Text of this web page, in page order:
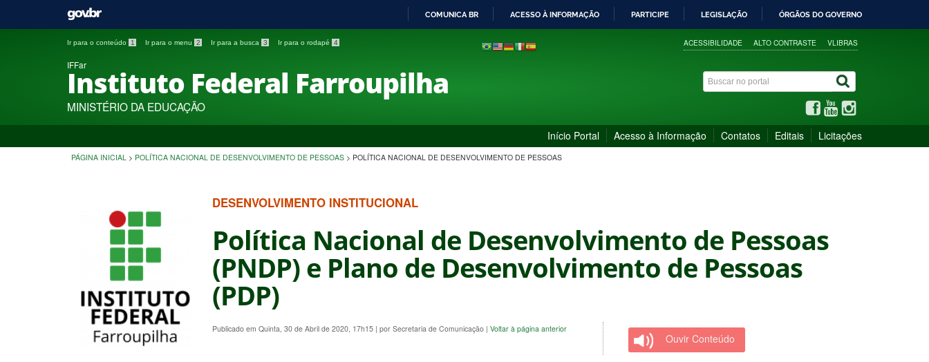
PARA
COMUNICA BR ACESSO À INFORMAÇÃO PARTICIPE LEGISLAÇÃO ÓRGÃOS DO GOVERNO
Ir para o conteúdo 1 Ir para o menu 2 Ir para a busca 3 Ir para o rodapé 4 ACESSIBILIDADE ALTO CONTRASTE VLIBRAS
IFFar
Instituto Federal Farroupilha
MINISTÉRIO DA EDUCAÇÃO
Início Portal Acesso à Informação Contatos Editais Licitações
PÁGINA INICIAL > POLÍTICA NACIONAL DE DESENVOLVIMENTO DE PESSOAS > POLÍTICA NACIONAL DE DESENVOLVIMENTO DE PESSOAS
DESENVOLVIMENTO INSTITUCIONAL
Política Nacional de Desenvolvimento de Pessoas
(PNDP) e Plano de Desenvolvimento de Pessoas
(PDP)
Publicado em Quinta, 30 de Abril de 2020, 17h15 | por Secretaria de Comunicação | Voltar à página anterior
Ouvir Conteúdo